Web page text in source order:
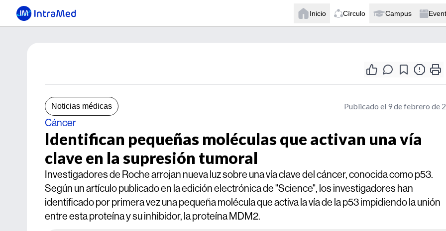
Inicio Círculo Campus
Noticias médicas Publicado el 9 de febrero de
Cáncer
Identifican pequeñas moléculas que activan una vía
clave en la supresión tumoral
Investigadores de Roche arrojan nueva luz sobre una vía clave del cáncer, conocida como p53.
Según un artículo publicado en la edición electrónica de "Science", los investigadores han
identificado por primera vez una pequeña molécula que activa la vía de la p53 impidiendo la unión
entre esta proteína y su inhibidor, la proteína MDM2.